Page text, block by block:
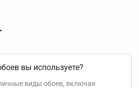
вы используете?
виды обоев, включая